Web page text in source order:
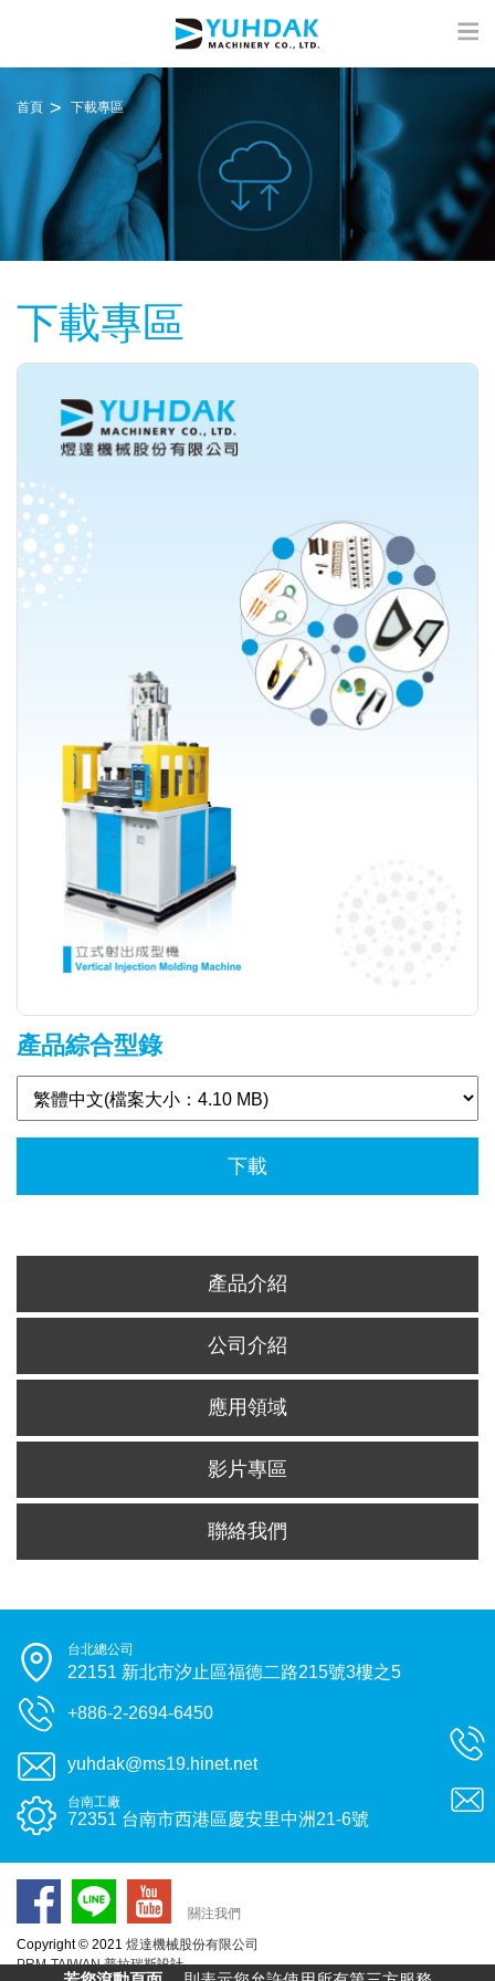
首頁 下載專區
下載專區
產品綜合型錄
下載
產品介紹
公司介紹
應用領域
影片專區
聯絡我們
台北總公司
22151 新北市汐止區福德二路215號3樓之5
+886-2-2694-6450
yuhdak@ms19.hinet.net
台南工廠
72351 台南市西港區慶安里中洲21-6號
關注我們
Copyright © 2021 煜達機械股份有限公司
PRM-TAIWAN 普拉瑞斯設計